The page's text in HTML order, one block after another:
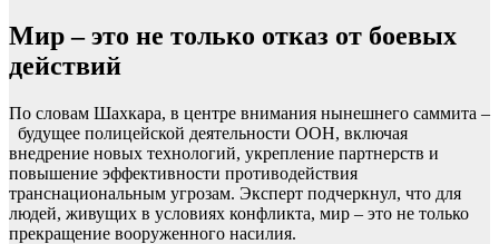
Мир – это не только отказ от боевых
действий
По словам Шахкара, в центре внимания нынешнего саммита –
будущее полицейской деятельности ООН, включая
внедрение новых технологий, укрепление партнерств и
повышение эффективности противодействия
транснациональным угрозам. Эксперт подчеркнул, что для
людей, живущих в условиях конфликта, мир – это не только
прекращение вооруженного насилия.